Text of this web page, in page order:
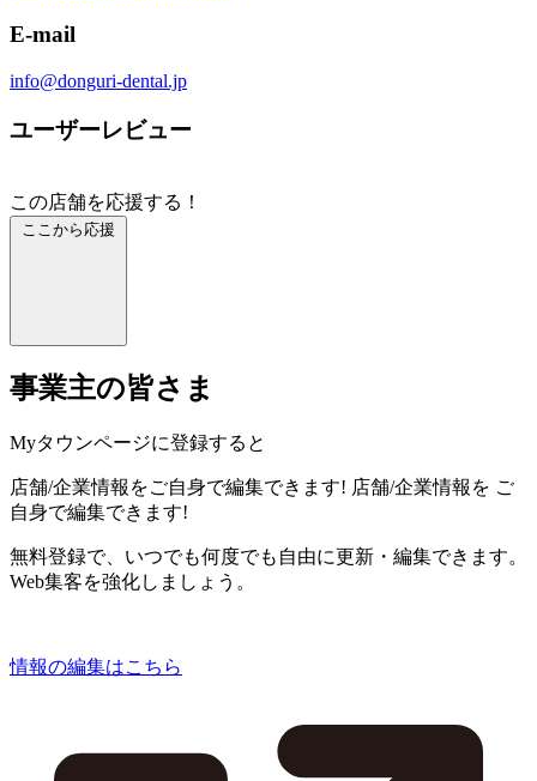
E-mail
info@donguri-dental.jp
ユーザーレビュー
この店舗を応援する！
ここから応援
事業主の皆さま
Myタウンページに登録すると
店舗/企業情報をご自身で編集できます! 店舗/企業情報を ご
自身で編集できます!
無料登録で、いつでも何度でも自由に更新・編集できます。
Web集客を強化しましょう。
情報の編集はこちら